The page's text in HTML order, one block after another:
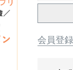
会員登